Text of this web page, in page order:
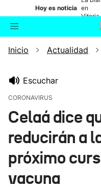
Hoy es noticia en
Buscador
Inicio Actualidad
Escuchar
CORONAVIRUS
Celaá dice
reducirán a
próximo
vacuna